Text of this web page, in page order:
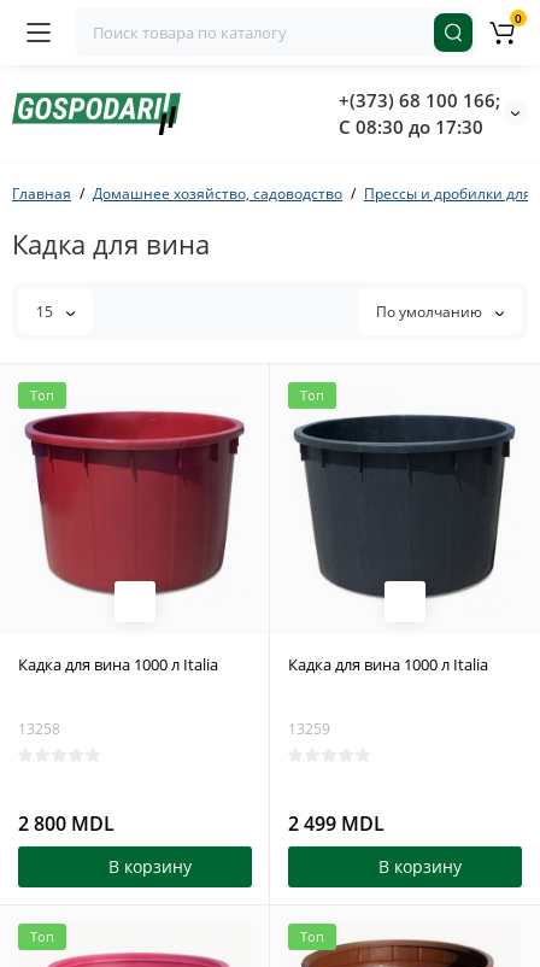
+(373) 68 100 166;
С 08:30 до 17:30
0
Главная Домашнее хозяйство, садоводство Прессы и дробилки для
Кадка для вина
15 По умолчанию
Топ
Кадка для вина 1000 л Italia
13258
2 800 MDL
В корзину
Топ
Кадка для вина 1000 л Italia
13259
2 499 MDL
В корзину
Топ Топ